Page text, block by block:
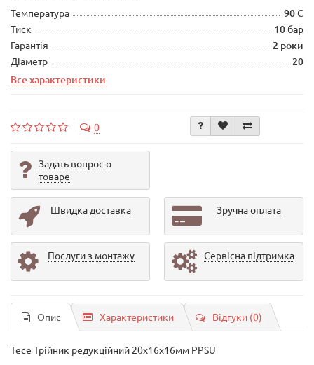
Температура 90 С
Тиск 10 бар
Гарантія 2 роки
Діаметр
20
Все характеристики
0
Задать вопрос о
товаре
Швидка доставка Зручна оплата
Послуги з монтажу Сервісна підтримка
Опис Характеристики Відгуки (0)
Tece Трійник редукційний 20х16х16мм PPSU